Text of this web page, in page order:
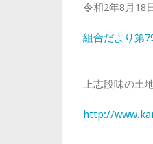
令和2年8月18
組合だより第
上志段味の土
http://